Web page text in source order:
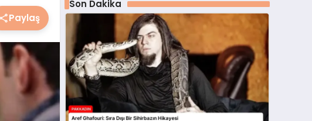
Paylaş
Son Dakika